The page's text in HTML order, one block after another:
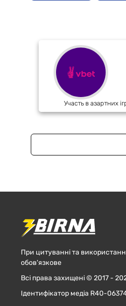
Участь в азартних
При цитуванні та
обов'язкове
Всі права захищені © 2017 -
Ідентифікатор медіа R40-